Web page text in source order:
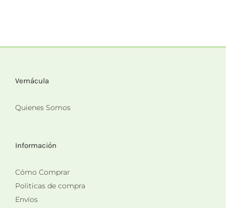
Vernácula
Quienes Somos
Información
Cómo Comprar
Politicas de compra
Envíos